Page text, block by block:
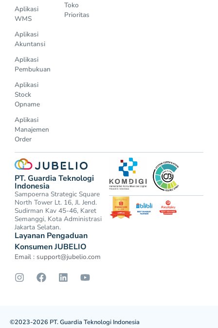
Aplikasi
WMS
Aplikasi
Akuntansi
Aplikasi
Pembukuan
Aplikasi
Stock
Opname
Aplikasi
Manajemen
Order
Toko
Prioritas
PT. Guardia Teknologi
Indonesia
Sampoerna Strategic Square
North Tower Lt. 16, Jl. Jend.
Sudirman Kav 45-46, Karet
Semanggi, Kota Administrasi
Jakarta Selatan.
Layanan Pengaduan
Konsumen JUBELIO
Email : support@jubelio.com
©2023-2026 PT. Guardia Teknologi Indonesia